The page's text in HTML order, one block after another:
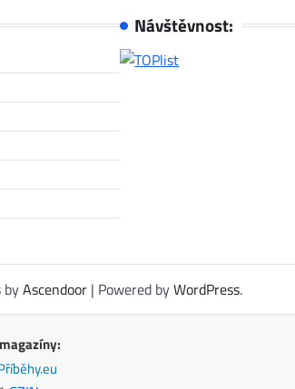
Návštěvnost:
Ascendoor| Powered byWordPress.